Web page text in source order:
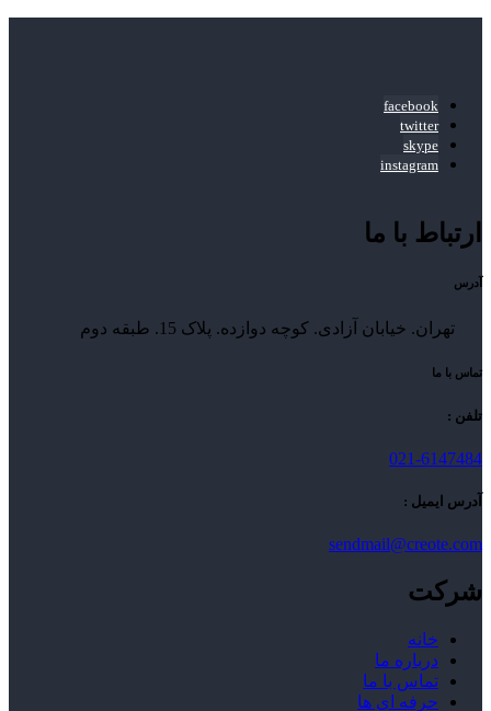
facebook
twitter
skype
instagram
ارتباط با ما
آدرس
تهران. خیابان آزادی. کوچه دوازده. پلاک 15. طبقه دوم
تماس با ما
تلفن :
021-6147484
آدرس ایمیل :
sendmail@creote.com
شرکت
خانه
درباره ما
تماس با ما
حرفه ای ها